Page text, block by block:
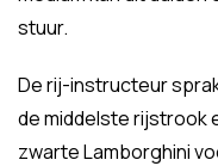
stuur.
De rij-instructeur
de middelste rijstrook
zwarte Lamborghini